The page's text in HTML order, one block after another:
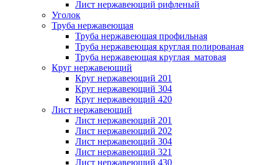
Лист нержавеющий рифленый
Уголок
Труба нержавеющая
Труба нержавеющая профильная
Труба нержавеющая круглая полированая
Труба нержавеющая круглая матовая
Круг нержавеющий
Круг нержавеющий 201
Круг нержавеющий 304
Круг нержавеющий 420
Лист нержавеющий
Лист нержавеющий 201
Лист нержавеющий 202
Лист нержавеющий 304
Лист нержавеющий 321
Лист нержавеющий 430